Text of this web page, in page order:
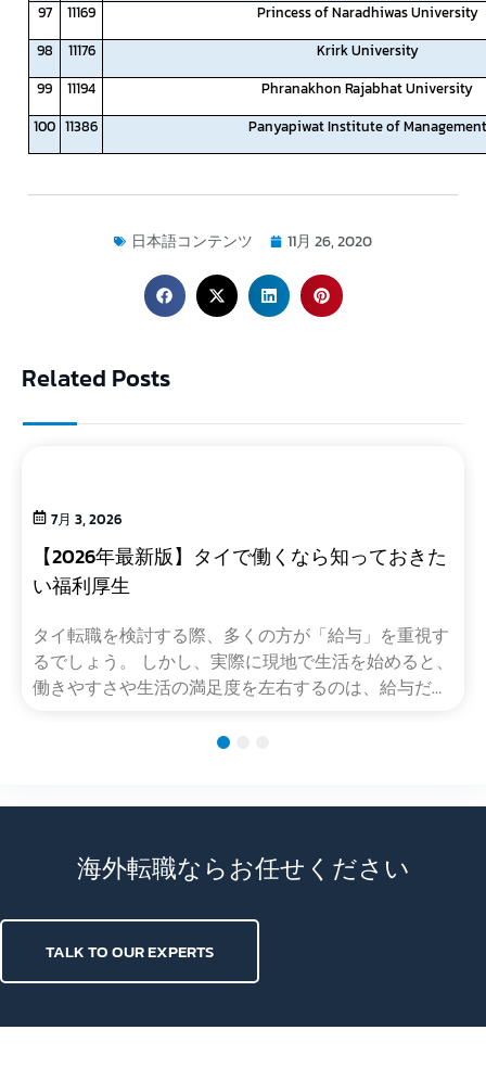
97 11169
Princess of Naradhiwas University
98
11176
Krirk University
99
11194
Phranakhon Rajabhat University
100 11386 Panyapiwat Institute of Management
日本語コンテンツ 11月 26, 2020
Related Posts
い福利厚生
タイ転職を検討する際、多くの方が「給与」を重視す
るでしょう。 しかし、実際に現地で生活を始めると、
ではありません。 例えば、同じ給与額でも、住宅手当
の有無によって毎月の生活費には大きな差が生まれま
す。 また、民間医療保険や日本への一時帰国制度な
1 2 3